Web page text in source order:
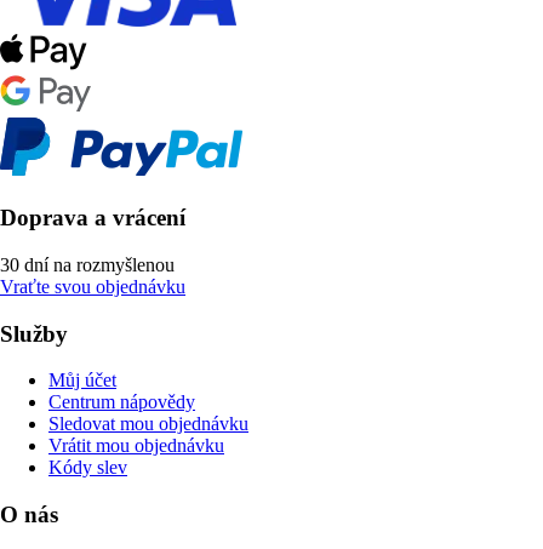
Doprava a vrácení
30 dní na rozmyšlenou
Vraťte svou objednávku
Služby
Můj účet
Centrum nápovědy
Sledovat mou objednávku
Vrátit mou objednávku
Kódy slev
O nás